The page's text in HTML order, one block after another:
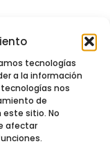
tecnologías
a la información
nos
de
sitio. No
afectar